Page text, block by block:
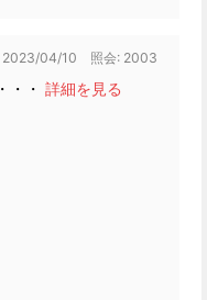
2023/04/10 照会: 2003
・・・ 詳細を見る